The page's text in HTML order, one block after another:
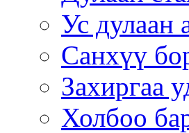
Ус дулаан
Санхүү
Захиргаа
Холбоо